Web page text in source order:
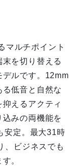
マルチポイント
を切り替える
ルです。12mm
低音と自然な
えるアクティ
みの両機能を
安定。最大31時
、ビジネスでも
。